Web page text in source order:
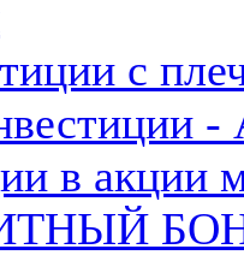
с
-
в акции